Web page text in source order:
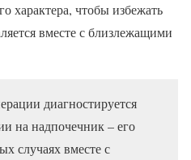
характера, чтобы избежать
вместе с близлежащими
диагностируется
на надпочечник – его
случаях вместе с